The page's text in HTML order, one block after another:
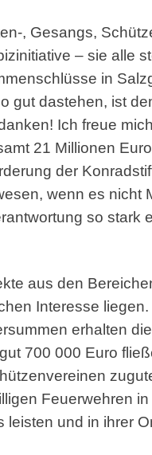
, Gesangs,
– sie alle
in
gut dastehen, ist
Ich freue
21 Millionen
der
wenn es nicht
so
aus den
Interesse
erhalten
700 000 Euro
Feuerwehren
leisten und in ihrer